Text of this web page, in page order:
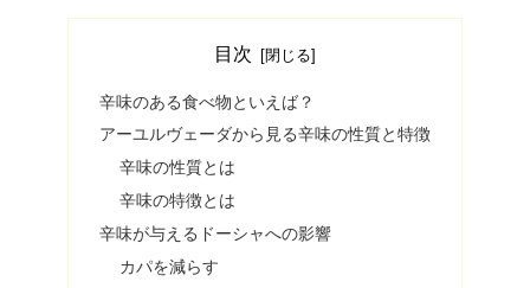
目次
辛味のある食べ物といえば？
アーユルヴェーダから見る辛味の性質と特徴
辛味の性質とは
辛味の特徴とは
辛味が与えるドーシャへの影響
カパを減らす